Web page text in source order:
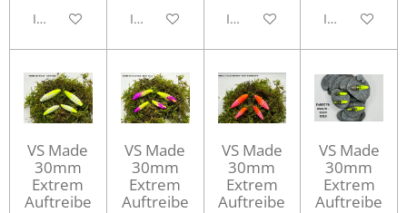
In den WarenkorbIn den WarenkorbIn den WarenkorbIn den
VS Made
30mm
Extrem
Auftreibe
VS Made
30mm
Extrem
Auftreibe
VS Made
30mm
Extrem
Auftreibe
VS Made
30mm
Extrem
Auftreibe